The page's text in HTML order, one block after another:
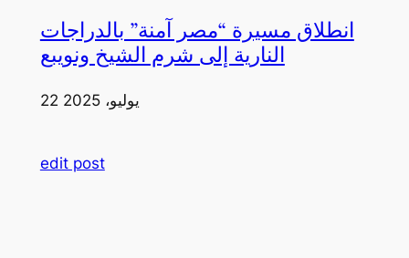
انطلاق مسيرة “مصر آمنة” بالدراجات
النارية إلى شرم الشيخ ونويبع
22 يوليو، 2025
edit post